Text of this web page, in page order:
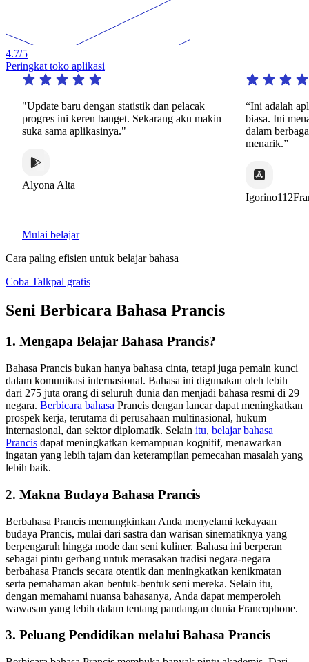
4.7/5
Peringkat toko aplikasi
"Update baru dengan statistik dan pelacak
progres ini keren banget. Sekarang aku makin
suka sama aplikasinya."
Alyona Alta
“Ini adalah
biasa. Ini
dalam berbagai
menarik.”
Mulai belajar
Cara paling efisien untuk belajar bahasa
Coba Talkpal gratis
Seni Berbicara Bahasa Prancis
1. Mengapa Belajar Bahasa Prancis?
Bahasa Prancis bukan hanya bahasa cinta, tetapi juga pemain kunci
dalam komunikasi internasional. Bahasa ini digunakan oleh lebih
dari 275 juta orang di seluruh dunia dan menjadi bahasa resmi di 29
negara. Berbicara bahasa Prancis dengan lancar dapat meningkatkan
prospek kerja, terutama di perusahaan multinasional, hukum
internasional, dan sektor diplomatik. Selain itu, belajar bahasa
Prancis dapat meningkatkan kemampuan kognitif, menawarkan
ingatan yang lebih tajam dan keterampilan pemecahan masalah yang
lebih baik.
2. Makna Budaya Bahasa Prancis
Berbahasa Prancis memungkinkan Anda menyelami kekayaan
budaya Prancis, mulai dari sastra dan warisan sinematiknya yang
berpengaruh hingga mode dan seni kuliner. Bahasa ini berperan
sebagai pintu gerbang untuk merasakan tradisi negara-negara
berbahasa Prancis secara otentik dan meningkatkan kenikmatan
serta pemahaman akan bentuk-bentuk seni mereka. Selain itu,
dengan memahami nuansa bahasanya, Anda dapat memperoleh
wawasan yang lebih dalam tentang pandangan dunia Francophone.
3. Peluang Pendidikan melalui Bahasa Prancis